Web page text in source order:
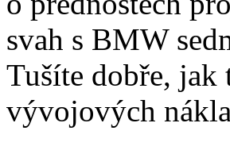
svah s BMW
Tušíte dobře,
vývojových